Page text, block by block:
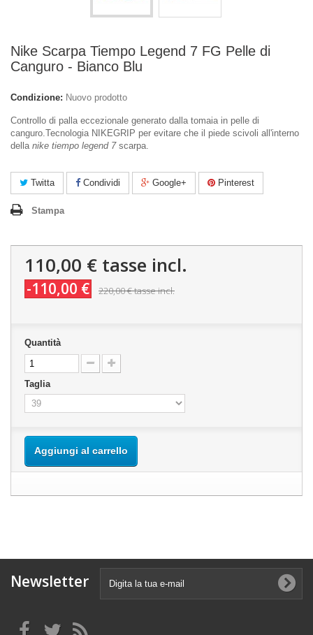
Nike Scarpa Tiempo Legend 7 FG Pelle di
Canguro - Bianco Blu
Condizione: Nuovo prodotto
Controllo di palla eccezionale generato dalla tomaia in pelle di
canguro.Tecnologia NIKEGRIP per evitare che il piede scivoli all'interno
della nike tiempo legend 7scarpa.
Twitta Condividi Google+ Pinterest
Stampa
110,00 € tasse incl.
-110,00 € 220,00 €tasse incl.
Quantità
Taglia
Aggiungi al carrello
Newsletter